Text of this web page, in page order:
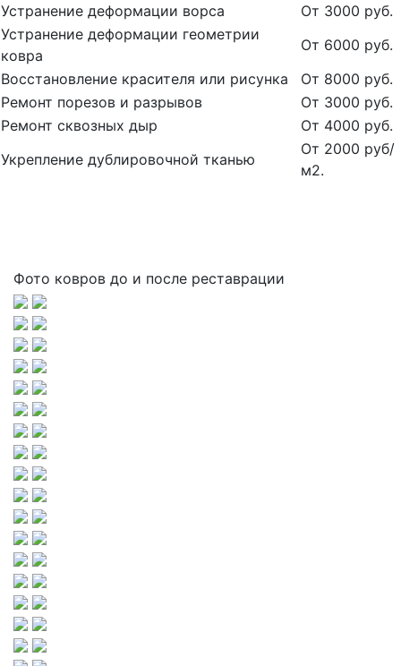
Устранение деформации ворса
От 3000 руб.
Устранение деформации геометрии
ковра
От 6000 руб.
Восстановление красителя или рисунка
От 8000 руб.
Ремонт порезов и разрывов
От 3000 руб.
Ремонт сквозных дыр
От 4000 руб.
Укрепление дублировочной тканью
От 2000 руб/
м2.
Фото ковров до и после реставрации